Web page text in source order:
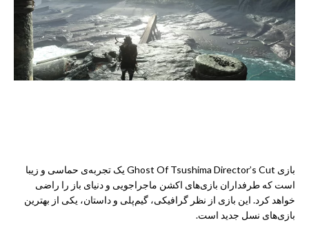
بازی Ghost Of Tsushima Director’s Cut یک تجربه‌ی حماسی و زیبا
است که طرفداران بازی‌های اکشن ماجراجویی و دنیای باز را راضی
خواهد کرد. این بازی از نظر گرافیکی، گیم‌پلی و داستان، یکی از بهترین
بازی‌های نسل جدید است.